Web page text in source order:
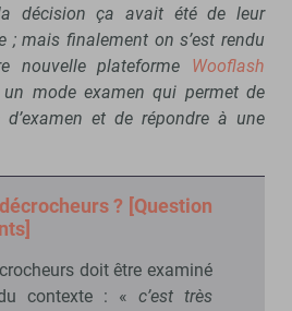
décision ça avait été de leur
; mais finalement on s’est rendu
nouvelle plateforme Wooflash
mode examen qui permet de
et de répondre à une
? [Question
doit être examiné
contexte : « c’est très